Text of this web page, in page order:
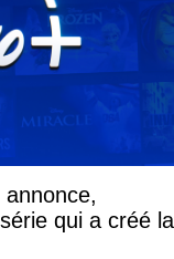
qui a créé la